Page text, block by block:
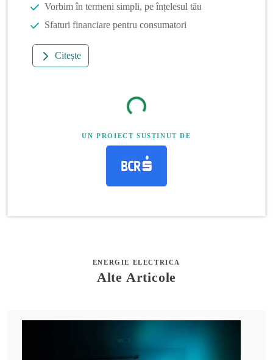
Vorbim în termeni simpli, pe înțelesul tău
Sfaturi financiare pentru consumatori
Citește
UN PROIECT SUSȚINUT DE
ENERGIE ELECTRICA
Alte Articole